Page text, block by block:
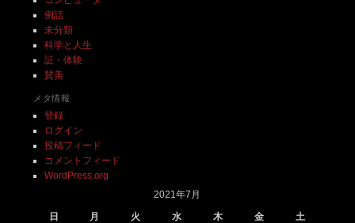
例話
未分類
科学と人生
証・体験
賛美
メタ情報
登録
ログイン
投稿フィード
コメントフィード
WordPress.org
2021年7月
日
月 火 水 木 金
土